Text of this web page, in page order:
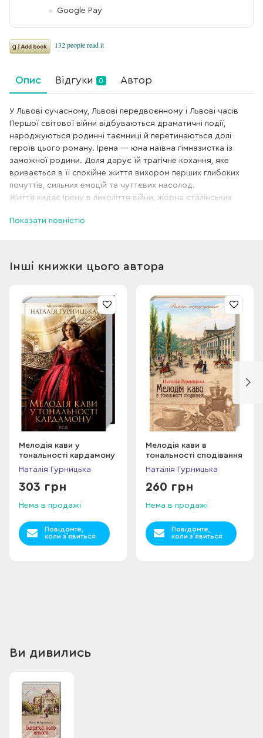
Google Pay
Опис Відгуки 0 Автор
У Львові сучасному, Львові передвоєнному і Львові часів
Першої світової війни відбуваються драматичні події,
народжуються родинні таємниці й перетинаються долі
героїв цього роману. Ірена — юна наївна гімназистка із
заможної родини. Доля дарує їй трагічне кохання, яке
вривається в її спокійне життя вихором перших глибоких
почуттів, сильних емоцій та чуттєвих насолод.
Життя кидає Ірену в лихоліття війни, жорна сталінських
заплатити дівчині за своє щастя та любов? Чи зуміє вона
кардамону»?
Показати повністю
Інші книжки цього автора
Мелодія кави у
тональності кардамону
Наталія Гурницька
303 грн
Нема в продажі
Повідомте,
коли з`явиться
Мелодія кави в
тональності сподівання
Наталія Гурницька
260 грн
Нема в продажі
Повідомте,
коли з`явиться
Ви дивились